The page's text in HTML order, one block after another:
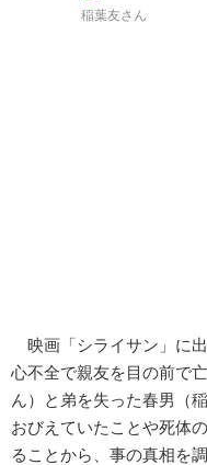
稲葉友さん
映画「シライサン」に
心不全で親友を目の前で
ん）と弟を失った春男（
おびえていたことや死体
ることから、事の真相を